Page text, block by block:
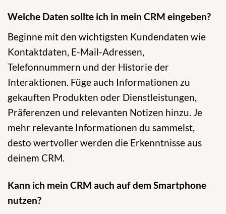
Welche Daten sollte ich in mein CRM eingeben?
Beginne mit den wichtigsten Kundendaten wie
Kontaktdaten, E-Mail-Adressen,
Telefonnummern und der Historie der
Interaktionen. Füge auch Informationen zu
gekauften Produkten oder Dienstleistungen,
Präferenzen und relevanten Notizen hinzu. Je
mehr relevante Informationen du sammelst,
desto wertvoller werden die Erkenntnisse aus
deinem CRM.
Kann ich mein CRM auch auf dem Smartphone
nutzen?